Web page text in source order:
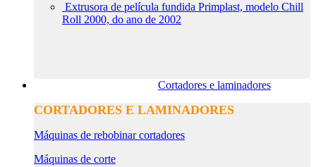
Extrusora de película fundida Primplast, modelo Chill
Roll 2000, do ano de 2002
Cortadores e laminadores
CORTADORES E LAMINADORES
Máquinas de rebobinar cortadores
Máquinas de corte